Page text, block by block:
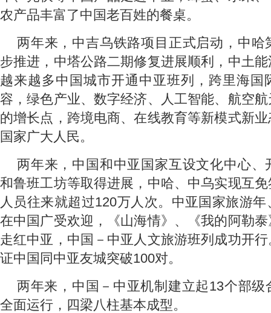
农产品丰富了中国老百姓的餐桌。
两年来，中吉乌铁路项目正式启动，中哈
步推进，中塔公路二期修复进展顺利，中土
越来越多中国城市开通中亚班列，跨里海国
容，绿色产业、数字经济、人工智能、航空
的增长点，跨境电商、在线教育等新模式新
国家广大人民。
两年来，中国和中亚国家互设文化中心、
和鲁班工坊等取得进展，中哈、中乌实现互
人员往来就超过120万人次。中亚国家旅游
在中国广受欢迎，《山海情》、《我的阿勒
走红中亚，中国－中亚人文旅游班列成功开
证中国同中亚友城突破100对。
两年来，中国－中亚机制建立起13个部级
全面运行，四梁八柱基本成型。